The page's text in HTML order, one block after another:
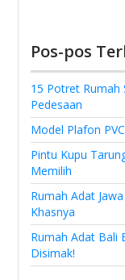
Pos-pos
15 Potret Rumah
Pedesaan
Model Plafon
Pintu Kupu
Memilih
Rumah Adat
Khasnya
Rumah Adat Bali
Disimak!